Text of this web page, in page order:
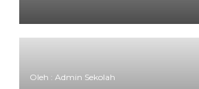
Oleh : Admin Sekolah